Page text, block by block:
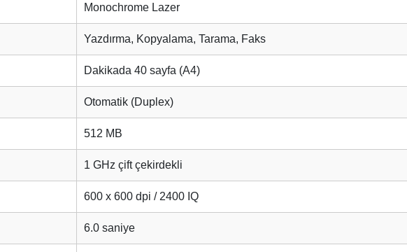
Monochrome Lazer
Yazdırma, Kopyalama, Tarama, Faks
Dakikada 40 sayfa (A4)
Otomatik (Duplex)
512 MB
1 GHz çift çekirdekli
600 x 600 dpi / 2400 IQ
6.0 saniye